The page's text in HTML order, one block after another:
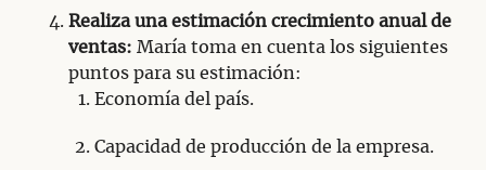
Realiza una estimación crecimiento anual de
ventas: María toma en cuenta los siguientes
puntos para su estimación:
Economía del país.
Capacidad de producción de la empresa.